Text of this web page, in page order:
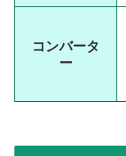
コンバータ
ー